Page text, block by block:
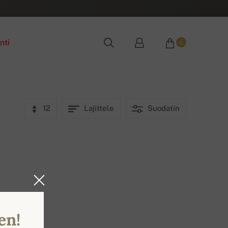
0
12 Lajittele Suodatin